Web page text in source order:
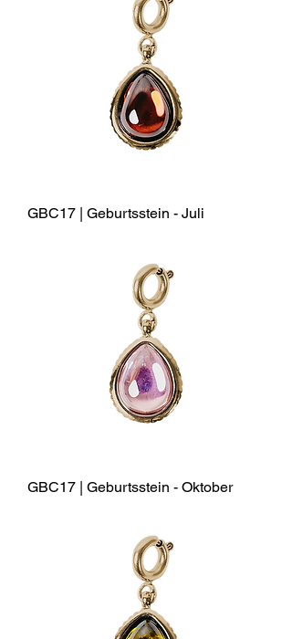
GBC17 | Geburtsstein - Juli
GBC17 | Geburtsstein - Oktober